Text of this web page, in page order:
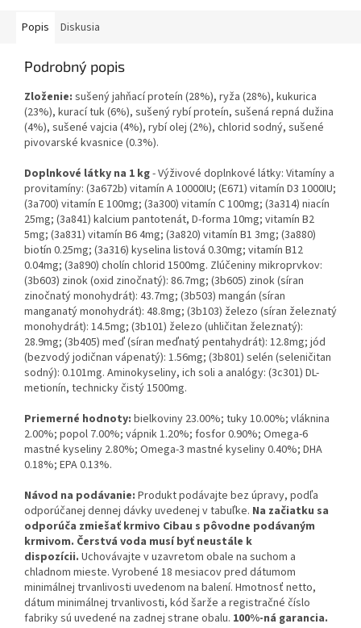
Popis Diskusia
Podrobný popis
Zloženie: sušený jahňací proteín (28%), ryža (28%), kukurica
(23%), kurací tuk (6%), sušený rybí proteín, sušená repná dužina
(4%), sušené vajcia (4%), rybí olej (2%), chlorid sodný, sušené
pivovarské kvasnice (0.3%).
Doplnkové látky na 1 kg- Výživové doplnkové látky: Vitamíny a
provitamíny: (3a672b) vitamín A 10000IU; (E671) vitamín D3 1000IU;
(3a700) vitamín E 100mg; (3a300) vitamín C 100mg; (3a314) niacín
25mg; (3a841) kalcium pantotenát, D-forma 10mg; vitamín B2
5mg; (3a831) vitamín B6 4mg; (3a820) vitamín B1 3mg; (3a880)
biotín 0.25mg; (3a316) kyselina listová 0.30mg; vitamín B12
0.04mg; (3a890) cholín chlorid 1500mg. Zlúčeniny mikroprvkov:
(3b603) zinok (oxid zinočnatý): 86.7mg; (3b605) zinok (síran
zinočnatý monohydrát): 43.7mg; (3b503) mangán (síran
manganatý monohydrát): 48.8mg; (3b103) železo (síran železnatý
monohydrát): 14.5mg; (3b101) železo (uhličitan železnatý):
28.9mg; (3b405) meď (síran meďnatý pentahydrát): 12.8mg; jód
(bezvodý jodičnan vápenatý): 1.56mg; (3b801) selén (seleničitan
sodný): 0.101mg. Aminokyseliny, ich soli a analógy: (3c301) DL-
metionín, technicky čistý 1500mg.
Priemerné hodnoty: bielkoviny 23.00%; tuky 10.00%; vláknina
2.00%; popol 7.00%; vápnik 1.20%; fosfor 0.90%; Omega-6
mastné kyseliny 2.80%; Omega-3 mastné kyseliny 0.40%; DHA
0.18%; EPA 0.13%.
Návod na podávanie: Produkt podávajte bez úpravy, podľa
odporúčanej dennej dávky uvedenej v tabuľke. Na začiatku sa
odporúča zmiešať krmivo Cibau s pôvodne podávaným
krmivom. Čerstvá voda musí byť neustále k
dispozícii. Uchovávajte v uzavretom obale na suchom a
chladnom mieste. Vyrobené 18 mesiacov pred dátumom
minimálnej trvanlivosti uvedenom na balení. Hmotnosť netto,
dátum minimálnej trvanlivosti, kód šarže a registračné číslo
fabriky sú uvedené na zadnej strane obalu. 100%-ná garancia.